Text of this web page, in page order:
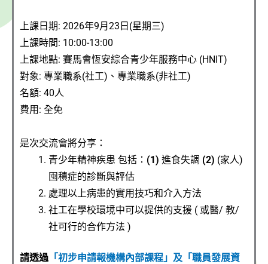
上課日期: 2026年9月23日(星期三)
上課時間: 10:00-13:00
上課地點: 賽馬會恆安綜合青少年服務中心 (HNIT)
對象: 專業職系(社工)、專業職系(非社工)
名額: 40人
費用: 全免
是次交流會將分享：
青少年精神疾患 包括： (1) 進食失調 (2) (家人)
囤積症的診斷與評估
處理以上病患的實用技巧和介入方法
社工在學校環境中可以提供的支援 ( 或醫/ 教/
社可行的合作方法 )
請透過 「初步申請報機構內部課程」及「職員發展資